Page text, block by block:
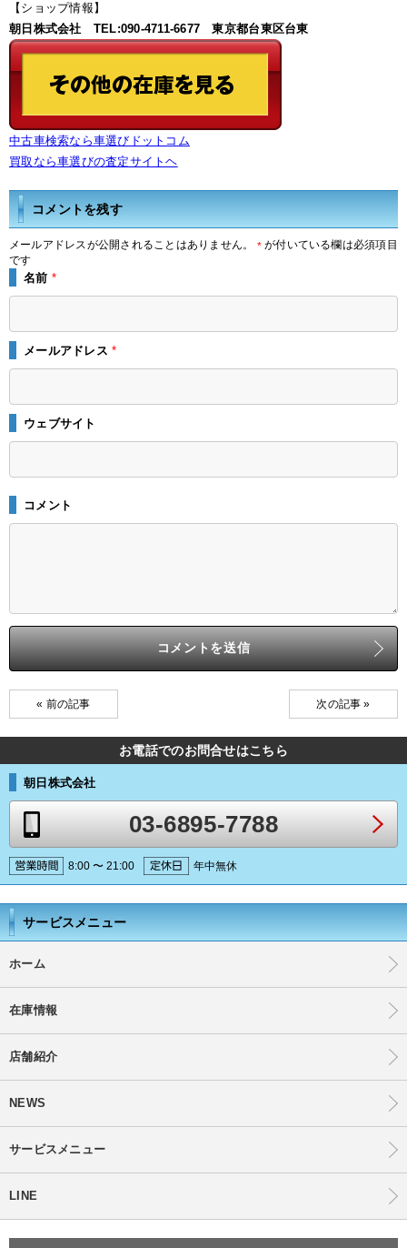
【ショップ情報】
朝日株式会社 TEL:090-4711-6677 東京都台東区台東
中古車検索なら車選びドットコム
買取なら車選びの査定サイトヘ
コメントを残す
メールアドレスが公開されることはありません。 *が付いている欄は必須項目
です
名前 *
メールアドレス*
ウェブサイト
コメント
« 前の記事 次の記事 »
お電話でのお問合せはこちら
朝日株式会社
03-6895-7788
8:00 〜 21:00 年中無休
サービスメニュー
ホーム
在庫情報
店舗紹介
NEWS
サービスメニュー
LINE